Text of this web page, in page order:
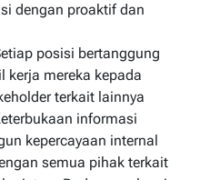
dengan proaktif dan
posisi bertanggung
kerja mereka kepada
terkait lainnya
informasi
kepercayaan internal
semua pihak terkait